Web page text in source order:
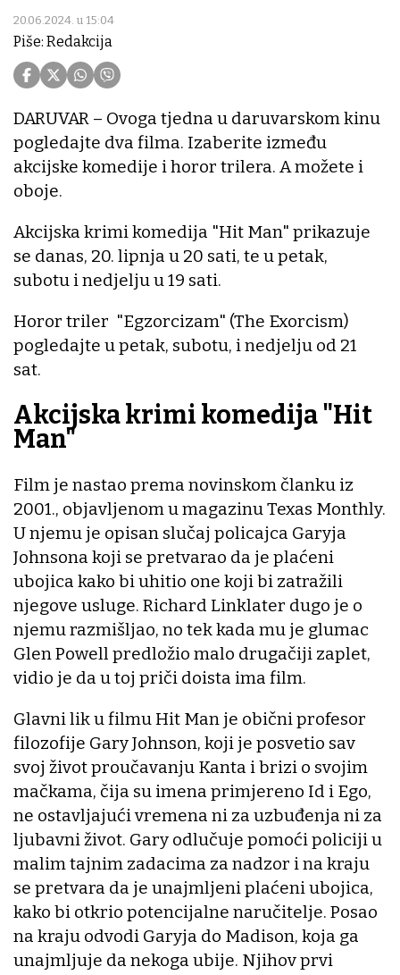
20.06.2024. u 15:04
Piše: Redakcija
DARUVAR – Ovoga tjedna u daruvarskom kinu
pogledajte dva filma. Izaberite između
akcijske komedije i horor trilera. A možete i
oboje.
Akcijska krimi komedija "Hit Man" prikazuje
se danas, 20. lipnja u 20 sati, te u petak,
subotu i nedjelju u 19 sati.
Horor triler "Egzorcizam" (The Exorcism)
pogledajte u petak, subotu, i nedjelju od 21
sat.
Akcijska krimi komedija "Hit
Man"
Film je nastao prema novinskom članku iz
2001., objavljenom u magazinu Texas Monthly.
U njemu je opisan slučaj policajca Garyja
Johnsona koji se pretvarao da je plaćeni
ubojica kako bi uhitio one koji bi zatražili
njegove usluge. Richard Linklater dugo je o
njemu razmišljao, no tek kada mu je glumac
Glen Powell predložio malo drugačiji zaplet,
vidio je da u toj priči doista ima film.
Glavni lik u filmu Hit Man je obični profesor
filozofije Gary Johnson, koji je posvetio sav
svoj život proučavanju Kanta i brizi o svojim
mačkama, čija su imena primjereno Id i Ego,
ne ostavljajući vremena ni za uzbuđenja ni za
ljubavni život. Gary odlučuje pomoći policiji u
malim tajnim zadacima za nadzor i na kraju
se pretvara da je unajmljeni plaćeni ubojica,
kako bi otkrio potencijalne naručitelje. Posao
na kraju odvodi Garyja do Madison, koja ga
unajmljuje da nekoga ubije. Njihov prvi